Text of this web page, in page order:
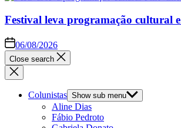
Festival leva programação cultural
06/08/2026
Close search
Colunistas Show sub menu
Aline Dias
Fábio Pedroto